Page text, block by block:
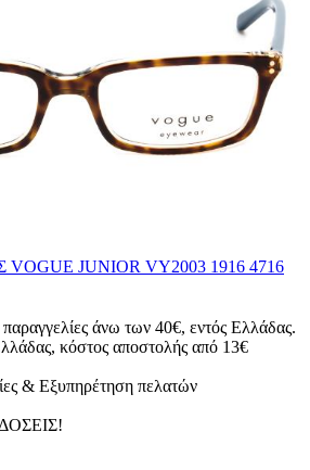
JUNIOR VY2003 1916 4716
άνω των 40€, εντός Ελλάδας.
κόστος αποστολής από 13€
& Εξυπηρέτηση πελατών